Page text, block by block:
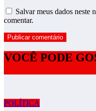
Salvar meus dados neste
comentar.
VOCÊ PODE
POLÍTICA